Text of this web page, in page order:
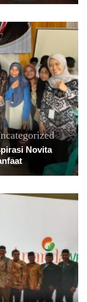
Novita